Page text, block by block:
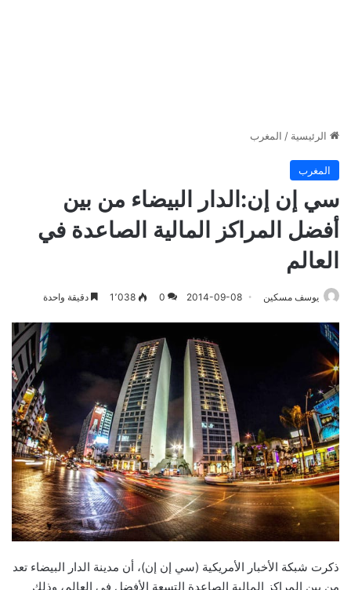
الرئيسية / المغرب
المغرب
سي إن إن:الدار البيضاء من بين
أفضل المراكز المالية الصاعدة في
العالم
يوسف مسكين 2014-09-08
0 1٬038 دقيقة واحدة
ذكرت شبكة الأخبار الأمريكية (سي إن إن)، أن مدينة الدار البيضاء تعد
من بين المراكز المالية الصاعدة التسعة الأفضل في العالم، وذلك